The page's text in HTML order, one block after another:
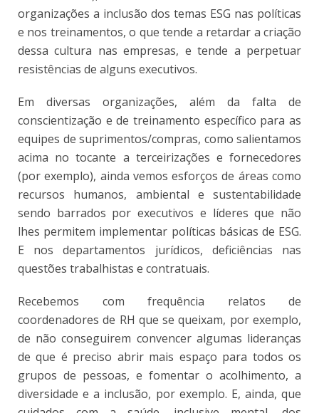
organizações a inclusão dos temas ESG nas políticas
e nos treinamentos, o que tende a retardar a criação
dessa cultura nas empresas, e tende a perpetuar
resistências de alguns executivos.
Em diversas organizações, além da falta de
conscientização e de treinamento específico para as
equipes de suprimentos/compras, como salientamos
acima no tocante a terceirizações e fornecedores
(por exemplo), ainda vemos esforços de áreas como
recursos humanos, ambiental e sustentabilidade
sendo barrados por executivos e líderes que não
lhes permitem implementar políticas básicas de ESG.
E nos departamentos jurídicos, deficiências nas
questões trabalhistas e contratuais.
Recebemos com frequência relatos de
coordenadores de RH que se queixam, por exemplo,
de não conseguirem convencer algumas lideranças
de que é preciso abrir mais espaço para todos os
grupos de pessoas, e fomentar o acolhimento, a
diversidade e a inclusão, por exemplo. E, ainda, que